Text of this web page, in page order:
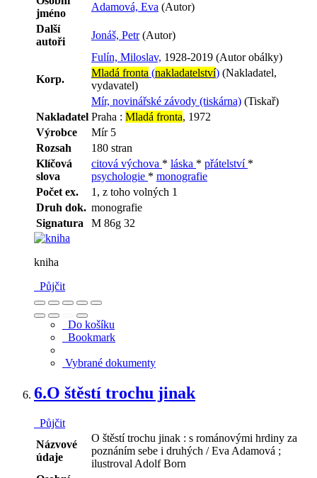
jméno
Adamová, Eva (Autor)
Další
autoři
Jonáš, Petr(Autor)
Fulín, Miloslav, 1928-2019 (Autor obálky)
Korp.
Mladá fronta (nakladatelství) (Nakladatel,
vydavatel)
Mír, novinářské závody (tiskárna) (Tiskař)
Nakladatel Praha : Mladá fronta, 1972
Výrobce
Mír 5
Rozsah
180 stran
Klíčová
slova
citová výchova * láska * přátelství *
psychologie * monografie
Počet ex.
1, z toho volných 1
Druh dok. monografie
Signatura
M 86g 32
kniha
Půjčit
Do košíku
Bookmark
Vybrané dokumenty
6.O štěstí trochu jinak
Půjčit
Názvové
údaje
O štěstí trochu jinak : s románovými hrdiny za
poznáním sebe i druhých / Eva Adamová ;
ilustroval Adolf Born